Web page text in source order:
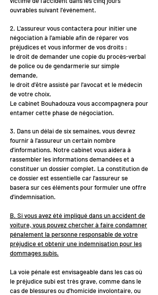
ouvrables suivant l'événement.
2. L'assureur vous contactera pour initier une
négociation à l'amiable afin de réparer vos
préjudices et vous informer de vos droits :
le droit de demander une copie du procès-verbal
de police ou de gendarmerie sur simple
demande,
le droit d'être assisté par l'avocat et le médecin
de votre choix.
Le cabinet Bouhadouza vous accompagnera pour
entamer cette phase de négociation.
3. Dans un délai de six semaines, vous devrez
fournir à l'assureur un certain nombre
d'informations. Notre cabinet vous aidera à
rassembler les informations demandées et à
constituer un dossier complet. La constitution de
ce dossier est essentielle car l'assureur se
basera sur ces éléments pour formuler une offre
d'indemnisation.
B. Si vous avez été impliqué dans un accident de
voiture, vous pouvez chercher à faire condamner
pénalement la personne responsable de votre
préjudice et obtenir une indemnisation pour les
dommages subis.
La voie pénale est envisageable dans les cas où
le préjudice subi est très grave, comme dans le
cas de blessures ou d'homicide involontaire, ou